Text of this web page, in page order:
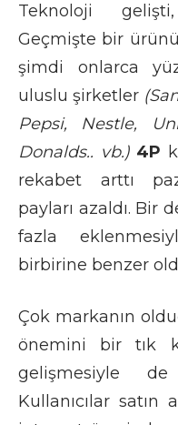
Teknoloji
Geçmişte bir
şimdi onlarca
uluslu şirketler
Pepsi, Nestle,
Donalds.. vb.) 4P
rekabet arttı
payları azaldı. Bir
fazla
birbirine benzer
Çok markanın
önemini bir tık
gelişmesiyle
Kullanıcılar satın